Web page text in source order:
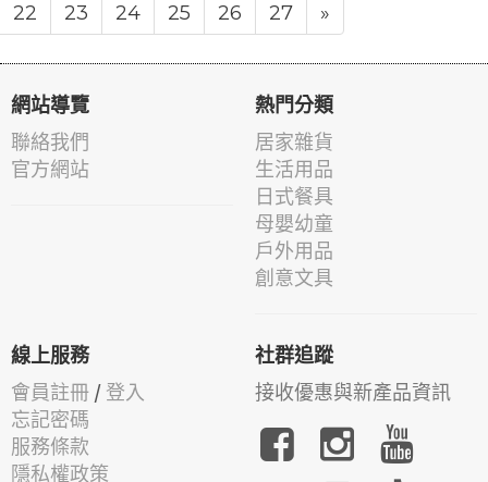
22
23 24 25 26 27 »
網站導覽
聯絡我們
官方網站
熱門分類
居家雜貨
生活用品
日式餐具
母嬰幼童
戶外用品
創意文具
線上服務
會員註冊 / 登入
忘記密碼
服務條款
隱私權政策
社群追蹤
接收優惠與新產品資訊